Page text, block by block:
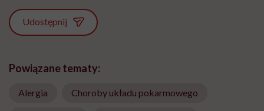
Udostępnij
Powiązane tematy:
Alergia Choroby układu pokarmowego